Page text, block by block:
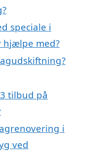
speciale i
hjælpe med?
tilbud på
i
ved